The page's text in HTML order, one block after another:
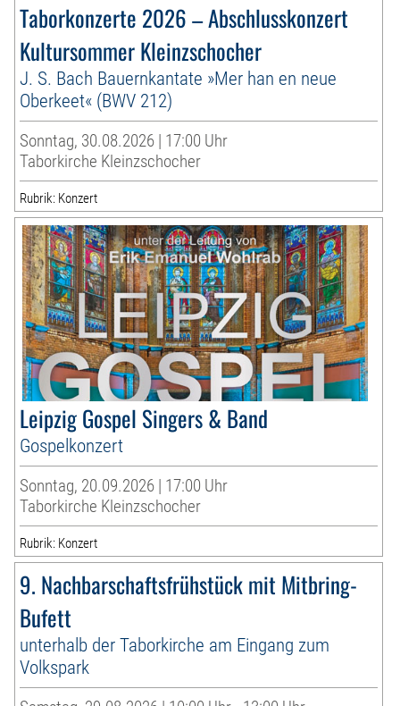
Taborkonzerte 2026 – Abschlusskonzert
Kultursommer Kleinzschocher
J. S. Bach Bauernkantate »Mer han en neue
Oberkeet« (BWV 212)
Sonntag, 30.08.2026 | 17:00 Uhr
Taborkirche Kleinzschocher
Rubrik: Konzert
Leipzig Gospel Singers & Band
Gospelkonzert
Sonntag, 20.09.2026 | 17:00 Uhr
Taborkirche Kleinzschocher
Rubrik: Konzert
9. Nachbarschaftsfrühstück mit Mitbring-
Bufett
unterhalb der Taborkirche am Eingang zum
Volkspark